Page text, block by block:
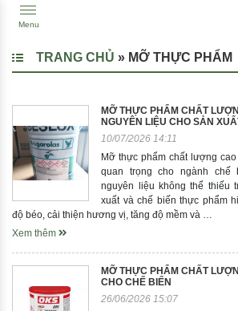
Menu
TRANG CHỦ » MỠ THỰC PHẨM
MỠ THỰC PHẨM CHẤT
NGUYÊN LIỆU CHO SẢN
10/07/2026 14:11
Mỡ thực phẩm chất lượng
quan trọng cho ngành
nguyên liệu không thể thiếu
xuất và chế biến thực phẩm
độ béo, cải thiện hương vị, tăng độ mềm và …
Xem thêm
MỠ THỰC PHẨM CHẤT
CHO CHẾ BIẾN
26/06/2026 15:07